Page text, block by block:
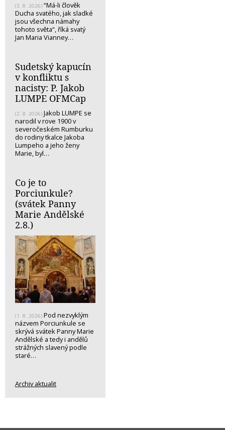
(3. 8. 2026) “Má-li člověk
Ducha svatého, jak sladké
jsou všechna námahy
tohoto světa“, říká svatý
Jan Maria Vianney…
Sudetský kapucín
v konfliktu s
nacisty: P. Jakob
LUMPE OFMCap
(2. 8. 2026) Jakob LUMPE se
narodil v rove 1900 v
severočeském Rumburku
do rodiny tkalce Jakoba
Lumpeho a jeho ženy
Marie, byl…
Co je to
Porciunkule?
(svátek Panny
Marie Andělské
2.8.)
(1. 8. 2026) Pod nezvyklým
názvem Porciunkule se
skrývá svátek Panny Marie
Andělské a tedy i andělů
strážných slavený podle
staré…
Archiv aktualit